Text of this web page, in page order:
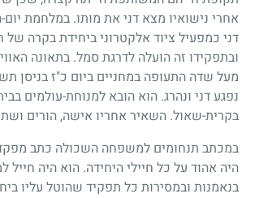
אחרי נישואיו מצא דני את מותו. במלחמת
דני כמפעיל ציוד אלקטרוני ביחידת בקרה של
ובתפקידו זה הועלה לדרגת סמל. בתאונה
מעל שדה התעופה במחניים ביום כ"ז בניסן
נפגע דני ונהרג. הוא הובא למנוחת-עולמים
בקרית-שאול. השאיר אחריו אישה, הורים
במכתב תנחומים למשפחה השכולה כתב מפקד
היה אהוד על כל חיילי היחידה. הוא היה
בנאמנות ובמסירות כל תפקיד שהוטל עליו